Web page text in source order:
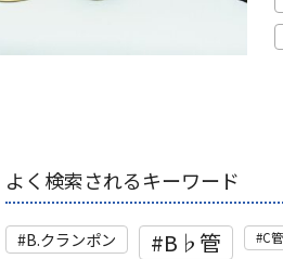
よく検索されるキーワード
B.クランポン B♭管 C管